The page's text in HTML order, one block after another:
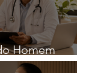
Homem